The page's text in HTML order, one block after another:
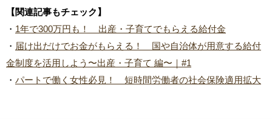
【関連記事もチェック】
・ 1年で300万円も！ 出産・子育てでもらえる給付金
・ 届け出だけでお金がもらえる！ 国や自治体が用意する給付
金制度を活用しよう〜出産・子育て 編〜｜#1
・ パートで働く女性必見！ 短時間労働者の社会保険適用拡大